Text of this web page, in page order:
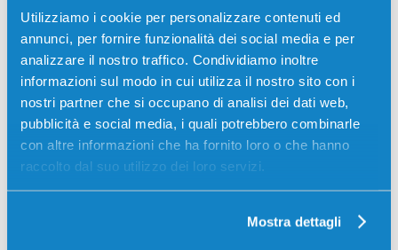
Utilizziamo i cookie per personalizzare contenuti ed
annunci, per fornire funzionalità dei social media e per
analizzare il nostro traffico. Condividiamo inoltre
informazioni sul modo in cui utilizza il nostro sito con i
nostri partner che si occupano di analisi dei dati web,
pubblicità e social media, i quali potrebbero combinarle
con altre informazioni che ha fornito loro o che hanno
raccolto dal suo utilizzo dei loro servizi.
Mostra dettagli
SCADE TRA:
03
giorni
10
ore
15
min sec
-5%